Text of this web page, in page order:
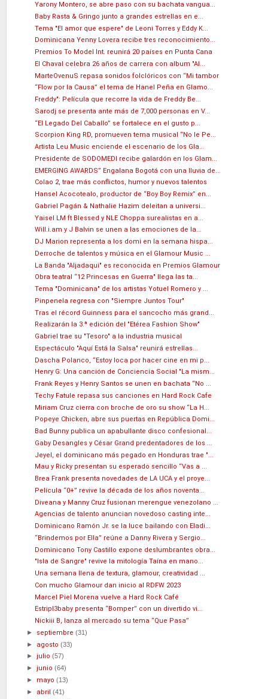
Yarony Montero, se abre paso con su bachata vangua...
Baby Rasta & Gringo junto a grandes estrellas en e...
Tema "El amor que espere" de Leoni Torres y Eddy K...
Dominicana Yenny Lovera recibe tres reconocimiento...
Premios To Model Int. reunirá 20 países en Punta Cana
El Chaval celebra 26 años de carrera con album "Al...
MarteOvenuS repasa sonidos folclóricos con “Mi tambor
“Flow por la Causa” el tema de Hanel Peña en Glamo...
Freddy": Película que recorre la vida de Freddy Be...
Sarodj se presenta ante más de 7,000 personas en V...
“El Legado Del Caballo” se fortalece en el gusto p...
Scorpion King RD, promueven tema musical “No le Pe...
Artista Leu Music enciende el escenario de los Gla...
Presidente de SODOMEDI recibe galardón en los Glam...
EMERGING AWARDS” Engalana Bogotá con una lluvia de...
Colao 2, trae más conflictos, humor y nuevos talentos
Hansel Acocotealo, productor de “Boy Boy Remix” en...
Gabriel Pagán & Nathalie Hazim deleitan a universi...
Yaisel LM ft Blessed y NLE Choppa surealistas en a...
Will.i.am y J Balvin se unen a las emociones de la...
DJ Marion representa a los domi en la semana hispa...
Derroche de talentos y música en el Glamour Music ...
La Banda "Aljadaqui" es reconocida en Premios Glamour
Obra teatral “12 Princesas en Guerra" llega las ta...
Tema "Dominicana" de los artistas Yotuel Romero y ...
Pinpenela regresa con "Siempre Juntos Tour"
Tras el récord Guinness para el sancocho más grand...
Realizarán la 3.ª edición del "Etérea Fashion Show"
Gabriel trae su "Tesoro" a la industria musical
Espectáculo "Aquí Está la Salsa" reunirá estrellas...
Dascha Polanco, “Estoy loca por hacer cine en mi p...
Henry G: Una canción de Conciencia Social "La mism...
Frank Reyes y Henry Santos se unen en bachata “No ...
Techy Fatule repasa sus canciones en Hard Rock Cafe
Miriam Cruz cierra con broche de oro su show “La H...
Popeye Chicken, abre sus puertas en República Domi...
Bad Bunny publica un apabullante disco confesional...
Gaby Desangles y César Grand predentadores de los ...
Jeyel, el dominicano más pegado en Honduras trae "...
Mau y Ricky presentan su esperado sencillo “Vas a ...
Brea Frank presenta novedades de LA UCA y el proye...
Película “0+” revive la década de los años noventa...
Diveana y Manny Cruz fusionan merengue venezolano ...
Agencias de talento anuncian novedoso casting inte...
Dominicano Ramón Jr. se la luce bailando con Eladi...
“Brindemos por Ella” reúne a Danny Rivera y Sergio...
Dominicano Tony Castillo expone deslumbrantes obra...
"Isla de Sangre" revive la mitología Taína en mano...
Una semana llena de textura, glamour, creatividad ...
Con mucho Glamour dan inicio al RDFW 2023
Marcel Piel Morena vuelve a Hard Rock Café
Estripl3baby presenta “Bomper” con un divertido vi...
Nickiii B, lanza al mercado su tema “Que Pasa”
► septiembre(31)
► agosto(33)
►julio(57)
►junio(64)
► mayo(13)
► abril(41)